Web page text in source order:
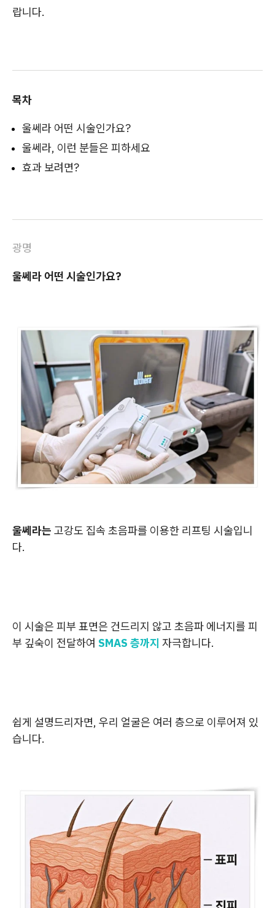
랍니다.
목차
울쎄라 어떤 시술인가요?
울쎄라, 이런 분들은 피하세요
효과 보려면?
광명
울쎄라 어떤 시술인가요?
울쎄라는 고강도 집속 초음파를 이용한 리프팅 시술입니
다.
이 시술은 피부 표면은 건드리지 않고 초음파 에너지를 피
부 깊숙이 전달하여 SMAS 층까지 자극합니다.
쉽게 설명드리자면, 우리 얼굴은 여러 층으로 이루어져 있
습니다.